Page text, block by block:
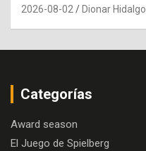
2026-08-02 Dionar Hidalgo
Categorías
Award season
El Juego de Spielberg